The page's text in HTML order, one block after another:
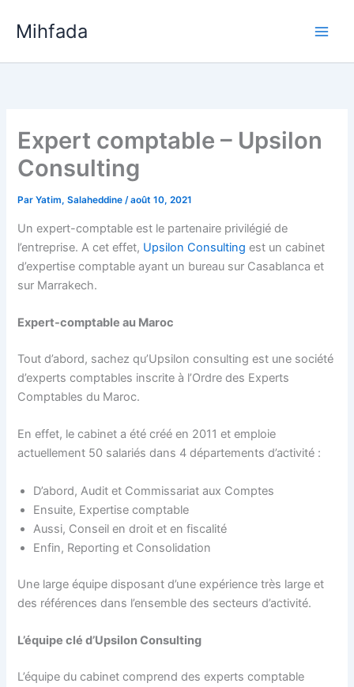
Mihfada
Expert comptable – Upsilon
Consulting
ParYatim, Salaheddine/août 10, 2021
Un expert-comptable est le partenaire privilégié de
l’entreprise. A cet effet, Upsilon Consulting est un cabinet
d’expertise comptable ayant un bureau sur Casablanca et
sur Marrakech.
Expert-comptable au Maroc
Tout d’abord, sachez qu’Upsilon consulting est une société
d’experts comptables inscrite à l’Ordre des Experts
Comptables du Maroc.
En effet, le cabinet a été créé en 2011 et emploie
actuellement 50 salariés dans 4 départements d’activité :
D’abord, Audit et Commissariat aux Comptes
Ensuite, Expertise comptable
Aussi, Conseil en droit et en fiscalité
Enfin, Reporting et Consolidation
Une large équipe disposant d’une expérience très large et
des références dans l’ensemble des secteurs d’activité.
L’équipe clé d’Upsilon Consulting
L’équipe du cabinet comprend des experts comptable